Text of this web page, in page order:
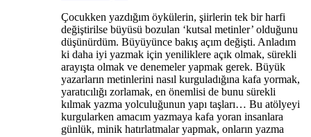
Çocukken yazdığım öykülerin, şiirlerin tek bir harfi
değiştirilse büyüsü bozulan ‘kutsal metinler’ olduğunu
düşünürdüm. Büyüyünce bakış açım değişti. Anladım
ki daha iyi yazmak için yeniliklere açık olmak, sürekli
arayışta olmak ve denemeler yapmak gerek. Büyük
yazarların metinlerini nasıl kurguladığına kafa yormak,
yaratıcılığı zorlamak, en önemlisi de bunu sürekli
kılmak yazma yolculuğunun yapı taşları… Bu atölyeyi
kurgularken amacım yazmaya kafa yoran insanlara
günlük, minik hatırlatmalar yapmak, onların yazma